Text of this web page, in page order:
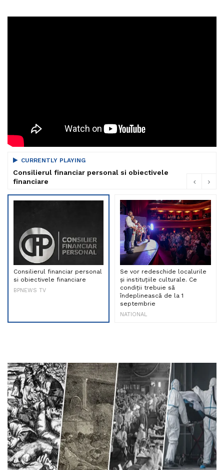
CURRENTLY PLAYING
Consilierul financiar personal si obiectivele
financiare
Consilierul financiar personal
si obiectivele financiare
BPNEWS TV
Se vor redeschide localurile
și instituțiile culturale. Ce
condiții trebuie să
îndeplinească de la 1
septembrie
NATIONAL